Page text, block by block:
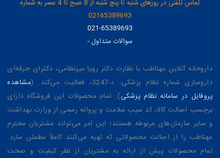
تماس تلفنی در روزهای شنبه تا پنج شنبه از 8 صبح تا 4 عصر به شماره
02165389693
021-65389693
سوالات متداول-
داروخانه آنلاین مهتاطب با نظارت دکتر رویا میرنظامی، دکترای حرفه‌ای
داروسازی شماره نظام پزشکی: د-3247، فعالیت می‌کند. (
مشاهده
پروفایل در سامانه نظام پزشکی). تمام محصولات این فروشگاه دارای
برچسب اصالت کالا، کد سیب سلامت و پروانه رسمی از وزارت بهداشت
و سایر سازمان‌های مربوطه هستند؛ این امر می‌تواند مشتریان محترم
مهتاطب را از اصالت محصولاتی که تهیه می‌کنند کاملاً مطمئن سازد.
تمام محصولات پیش از ارائه به مشتریان از نظر کیفیت و صحت